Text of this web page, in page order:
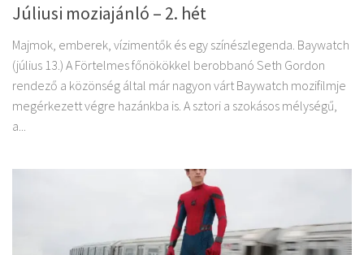
Júliusi moziajánló – 2. hét
Majmok, emberek, vízimentők és egy színészlegenda. Baywatch
(július 13.) A Förtelmes főnökökkel berobbanó Seth Gordon
rendező a közönség által már nagyon várt Baywatch mozifilmje
megérkezett végre hazánkba is. A sztori a szokásos mélységű,
a...